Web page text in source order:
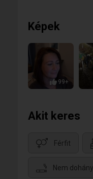
Képek
99+
Akit keres
Férfit
Nem